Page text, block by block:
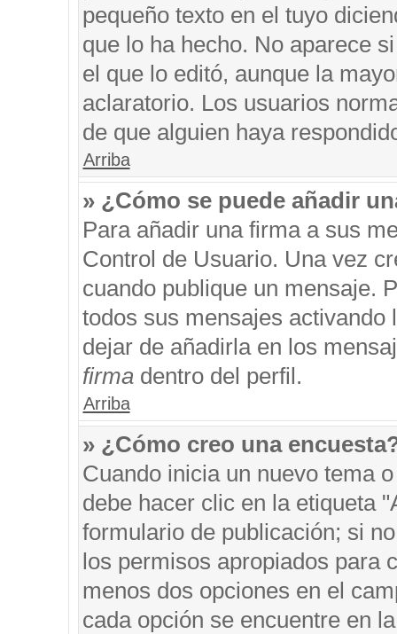
pequeño texto en el tuyo
que lo ha hecho. No aparece
el que lo editó, aunque la
aclaratorio. Los usuarios
de que alguien haya
Arriba
» ¿Cómo se puede añadir
Para añadir una firma a sus
Control de Usuario. Una vez
cuando publique un mensaje.
todos sus mensajes
dejar de añadirla en los
firmadentro del perfil.
Arriba
» ¿Cómo creo una
Cuando inicia un nuevo tema
debe hacer clic en la etiqueta
formulario de publicación; si
los permisos apropiados para
menos dos opciones en el
cada opción se encuentre en